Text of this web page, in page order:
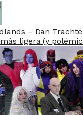
– Dan
ligera (y